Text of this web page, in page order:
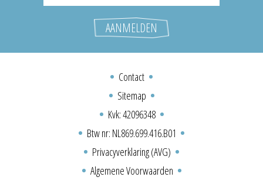
Contact
Sitemap
Kvk: 42096348
Btw nr: NL869.699.416.B01
Privacyverklaring (AVG)
Algemene Voorwaarden